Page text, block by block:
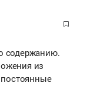
содержанию.
из
постоянные